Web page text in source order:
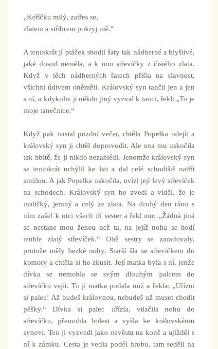
„Keříčku milý, zatřes se,
zlatem a stříbrem pokryj mě.“
A tentokrát jí ptáček shodil šaty tak nádherné a blyštivé,
jaké dosud neměla, a k nim střevíčky z čistého zlata.
Když v těch nádherných šatech přišla na slavnost,
všichni údivem oněměli. Královský syn tančil jen a jen
s ní, a kdykoliv ji někdo jiný vyzval k tanci, řekl: „To je
moje tanečnice.“
Když pak nastal pozdní večer, chtěla Popelka odejít a
královský syn ji chtěl doprovodit. Ale ona mu uskočila
tak hbitě, že ji nikdo nezahlédl. Jenomže královský syn
se tentokrát uchýlil ke lsti a dal celé schodiště natřít
smůlou. A jak Popelka uskočila, uvízl její levý střevíček
na schodech. Královský syn ho zvedl a viděl, že je
maličký, jemný a celý ze zlata. Na druhý den ráno s
ním zašel k otci všech tří sester a řekl mu: „Žádná jiná
se nestane mou ženou než ta, na jejíž nohu se hodí
tenhle zlatý střevíček.“ Obě sestry se zaradovaly,
protože měly hezké nohy. Starší šla se střevíčkem do
komory a chtěla si ho zkusit. Její matka byla s ní, jenže
dívka se nemohla se svým dlouhým palcem do
střevíčku vejít. Tu jí matka podala nůž a řekla: „Uřízni
si palec! Až budeš královnou, nebudeš už muset chodit
pěšky.“ Dívka si palec uřízla, vtlačila nohu do
střevíčku, přemohla bolest a vyšla ke královskému
synovi. Ten ji vyzvedl jako nevěstu na koně a ujížděl s
ní k zámku. Cesta je vedla podél hrobu, tam seděli na